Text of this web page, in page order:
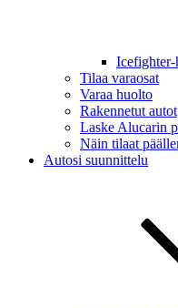
Tilaa varaosat
Varaa huolto
Rakennetut autot
Laske Alucarin
Näin tilaat
Autosi suunnittelu